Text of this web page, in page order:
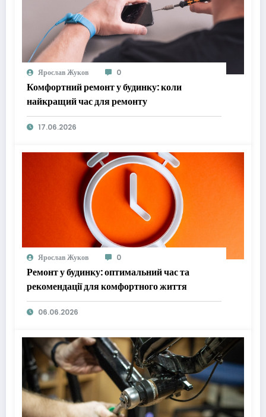
Ярослав Жуков 0
Комфортний ремонт у будинку: коли
найкращий час для ремонту
17.06.2026
Ярослав Жуков 0
Ремонт у будинку: оптимальний час та
рекомендації для комфортного життя
06.06.2026